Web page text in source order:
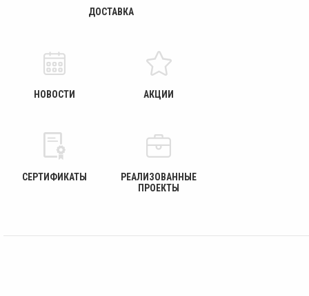
ДОСТАВКА
НОВОСТИ АКЦИИ
СЕРТИФИКАТЫ
РЕАЛИЗОВАННЫЕ
ПРОЕКТЫ